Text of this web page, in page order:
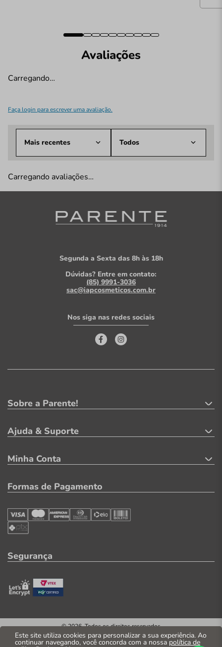
Este site utiliza cookies para personalizar a sua experiência. Ao
continuar navegando, você concorda com a nossapolítica de
Avaliações
Carregando…
Faça login para escrever uma avaliação.
Mais recentes Todos
Carregando avaliações…
Segunda a Sexta das 8h às 18h
Dúvidas? Entre em contato:
(85) 9991-3036
sac@iapcosmeticos.com.br
Nos siga nas redes sociais
Sobre a Parente!
Ajuda & Suporte
Minha Conta
Formas de Pagamento
Segurança
© 2026. Todos os direitos reservados
CNPJ: 04.569.071/0002-41
Casa Parente Comércio e Indústria LTDA